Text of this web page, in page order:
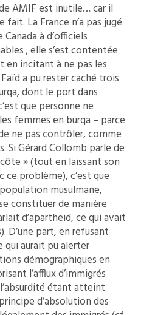
AMIF est inutile… car il
La France n’a pas jugé
à d’officiels
; elle s’est contentée
en incitant à ne pas les
a pu rester caché trois
dont le port dans
que personne ne
femmes en burqa – parce
ne pas contrôler, comme
Gérard Collomb parle de
» (tout en laissant son
ce problème), c’est que
musulmane,
constituer de manière
d’apartheid, ce qui avait
D’une part, en refusant
aurait pu alerter
démographiques en
l’afflux d’immigrés
étant atteint
d’absolution des